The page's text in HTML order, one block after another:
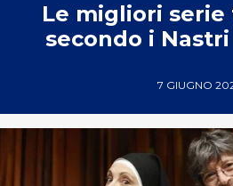
Le migliori serie
secondo i Nastri
7 GIUGNO